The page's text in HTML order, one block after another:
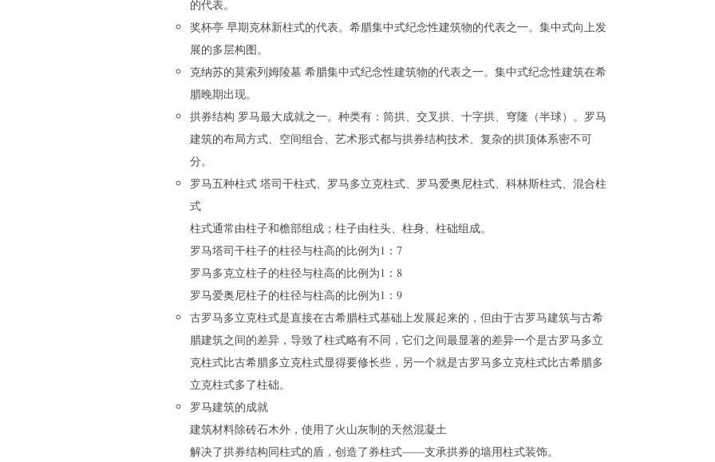
的代表。
奖杯亭 早期克林新柱式的代表。希腊集中式纪念性建筑物的代表之一。集中式向上发
展的多层构图。
克纳苏的莫索列姆陵墓 希腊集中式纪念性建筑物的代表之一。集中式纪念性建筑在希
腊晚期出现。
拱券结构 罗马最大成就之一。种类有：筒拱、交叉拱、十字拱、穹隆（半球）。罗马
建筑的布局方式、空间组合、艺术形式都与拱券结构技术、复杂的拱顶体系密不可
分。
罗马五种柱式 塔司干柱式、罗马多立克柱式、罗马爱奥尼柱式、科林斯柱式、混合柱
式
柱式通常由柱子和檐部组成；柱子由柱头、柱身、柱础组成。
罗马塔司干柱子的柱径与柱高的比例为1：7
罗马多克立柱子的柱径与柱高的比例为1：8
罗马爱奥尼柱子的柱径与柱高的比例为1：9
古罗马多立克柱式是直接在古希腊柱式基础上发展起来的，但由于古罗马建筑与古希
腊建筑之间的差异，导致了柱式略有不同，它们之间最显著的差异一个是古罗马多立
克柱式比古希腊多立克柱式显得要修长些，另一个就是古罗马多立克柱式比古希腊多
立克柱式多了柱础。
罗马建筑的成就
建筑材料除砖石木外，使用了火山灰制的天然混凝土
解决了拱券结构同柱式的盾，创造了券柱式——支承拱券的墙用柱式装饰。